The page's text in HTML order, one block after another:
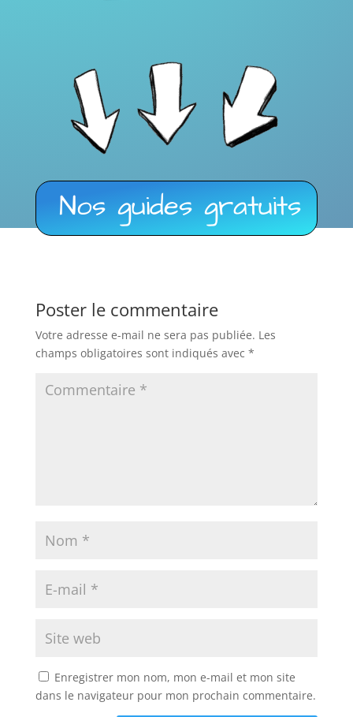
Nos guides gratuits
Poster le commentaire
Votre adresse e-mail ne sera pas publiée. Les
champs obligatoires sont indiqués avec *
Enregistrer mon nom, mon e-mail et mon site
dans le navigateur pour mon prochain commentaire.